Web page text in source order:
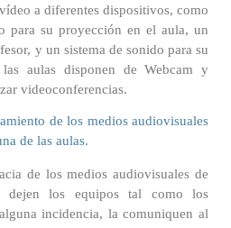
a diferentes dispositivos, como
para su proyección en el aula, un
y un sistema de sonido para su
aulas disponen de Webcam y
videoconferencias.
de los medios audiovisuales
de las aulas.
de los medios audiovisuales de
dejen los equipos tal como los
incidencia, la comuniquen al